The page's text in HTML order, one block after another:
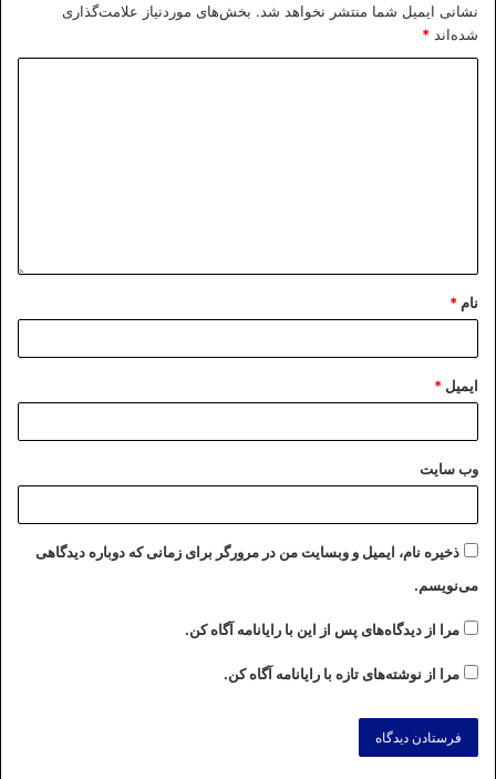
نشانی ایمیل شما منتشر نخواهد شد. بخش‌های موردنیاز علامت‌گذاری
شده‌اند *
نام *
ایمیل *
وب‌ سایت
ذخیره نام، ایمیل و وبسایت من در مرورگر برای زمانی که دوباره دیدگاهی
می‌نویسم.
مرا از دیدگاه‌های پس از این با رایانامه آگاه کن.
مرا از نوشته‌های تازه با رایانامه آگاه کن.